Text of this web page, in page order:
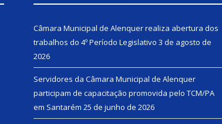
Câmara Municipal de Alenquer realiza abertura dos
trabalhos do 4º Período Legislativo 3 de agosto de
2026
Servidores da Câmara Municipal de Alenquer
participam de capacitação promovida pelo TCM/PA
em Santarém 25 de junho de 2026